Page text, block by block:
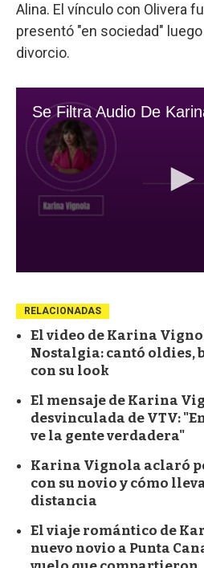
Alina. El vínculo con Olivera
presentó "en sociedad"
divorcio.
RELACIONADAS
El video de Karina
Nostalgia: cantó oldies,
con su look
El mensaje de Karina
desvinculada de VTV:
ve la gente verdadera"
Karina Vignola aclaró
con su novio y cómo
distancia
El viaje romántico de
nuevo novio a Punta